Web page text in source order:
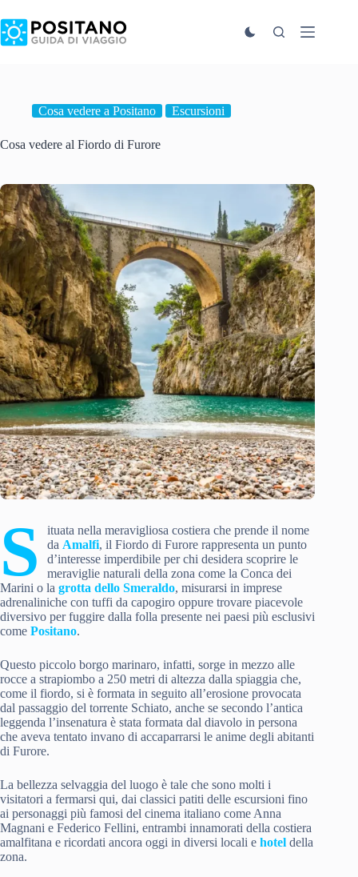
al
contenuto
Cosa vedere a Positano Escursioni
Cosa vedere al Fiordo di Furore
S
ituata nella meravigliosa costiera che prende il nome
da Amalfi, il Fiordo di Furore rappresenta un punto
d’interesse imperdibile per chi desidera scoprire le
meraviglie naturali della zona come la Conca dei
Marini o la grotta dello Smeraldo, misurarsi in imprese
adrenaliniche con tuffi da capogiro oppure trovare piacevole
diversivo per fuggire dalla folla presente nei paesi più esclusivi
come Positano.
Questo piccolo borgo marinaro, infatti, sorge in mezzo alle
rocce a strapiombo a 250 metri di altezza dalla spiaggia che,
come il fiordo, si è formata in seguito all’erosione provocata
dal passaggio del torrente Schiato, anche se secondo l’antica
leggenda l’insenatura è stata formata dal diavolo in persona
che aveva tentato invano di accaparrarsi le anime degli abitanti
di Furore.
La bellezza selvaggia del luogo è tale che sono molti i
visitatori a fermarsi qui, dai classici patiti delle escursioni fino
ai personaggi più famosi del cinema italiano come Anna
Magnani e Federico Fellini, entrambi innamorati della costiera
amalfitana e ricordati ancora oggi in diversi locali e hotel della
zona.